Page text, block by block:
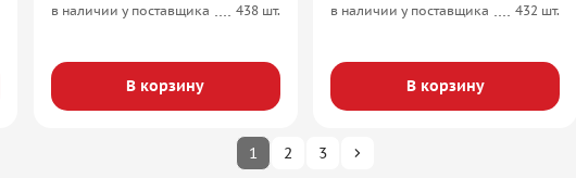
в наличии у поставщика 438 шт.
В корзину
в наличии у поставщика 432 шт.
В корзину
1 2 3